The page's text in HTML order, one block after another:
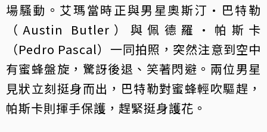
場騷動。艾瑪當時正與男星奧斯汀·巴特勒
（Austin Butler）與佩德羅·帕斯卡
（Pedro Pascal）一同拍照，突然注意到空中
有蜜蜂盤旋，驚訝後退、笑著閃避。兩位男星
見狀立刻挺身而出，巴特勒對蜜蜂輕吹驅趕，
帕斯卡則揮手保護，趕緊挺身護花。